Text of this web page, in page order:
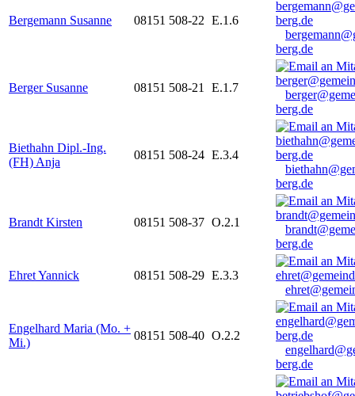
Bergemann Susanne 08151 508-22 E.1.6
berg.de
Berger Susanne 08151 508-21 E.1.7
berg.de
Biethahn Dipl.-Ing.
(FH) Anja
08151 508-24 E.3.4
berg.de
Brandt Kirsten 08151 508-37 O.2.1
berg.de
Ehret Yannick 08151 508-29 E.3.3
Engelhard Maria (Mo. +
Mi.)
08151 508-40 O.2.2
berg.de